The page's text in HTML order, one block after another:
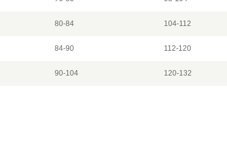
80-84 104-112
84-90 112-120
90-104 120-132